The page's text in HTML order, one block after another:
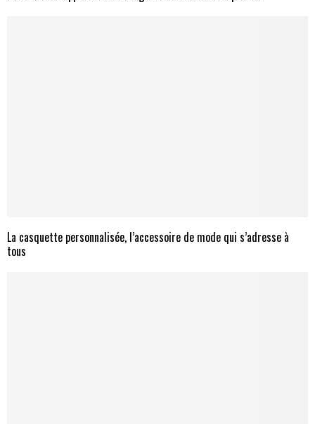
La casquette personnalisée, l’accessoire de mode qui s’adresse à
tous